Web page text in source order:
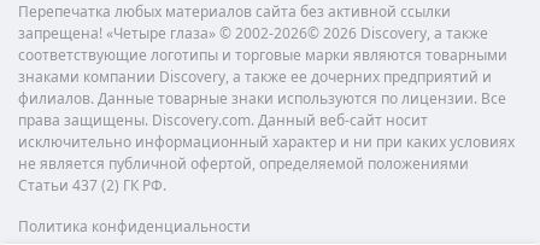
Перепечатка любых материалов сайта без активной ссылки
запрещена! «Четыре глаза» © 2002-2026© 2026 Discovery, а также
соответствующие логотипы и торговые марки являются товарными
знаками компании Discovery, а также ее дочерних предприятий и
филиалов. Данные товарные знаки используются по лицензии. Все
права защищены. Discovery.com. Данный веб-сайт носит
исключительно информационный характер и ни при каких условиях
не является публичной офертой, определяемой положениями
Статьи 437 (2) ГК РФ.
Политика конфиденциальности